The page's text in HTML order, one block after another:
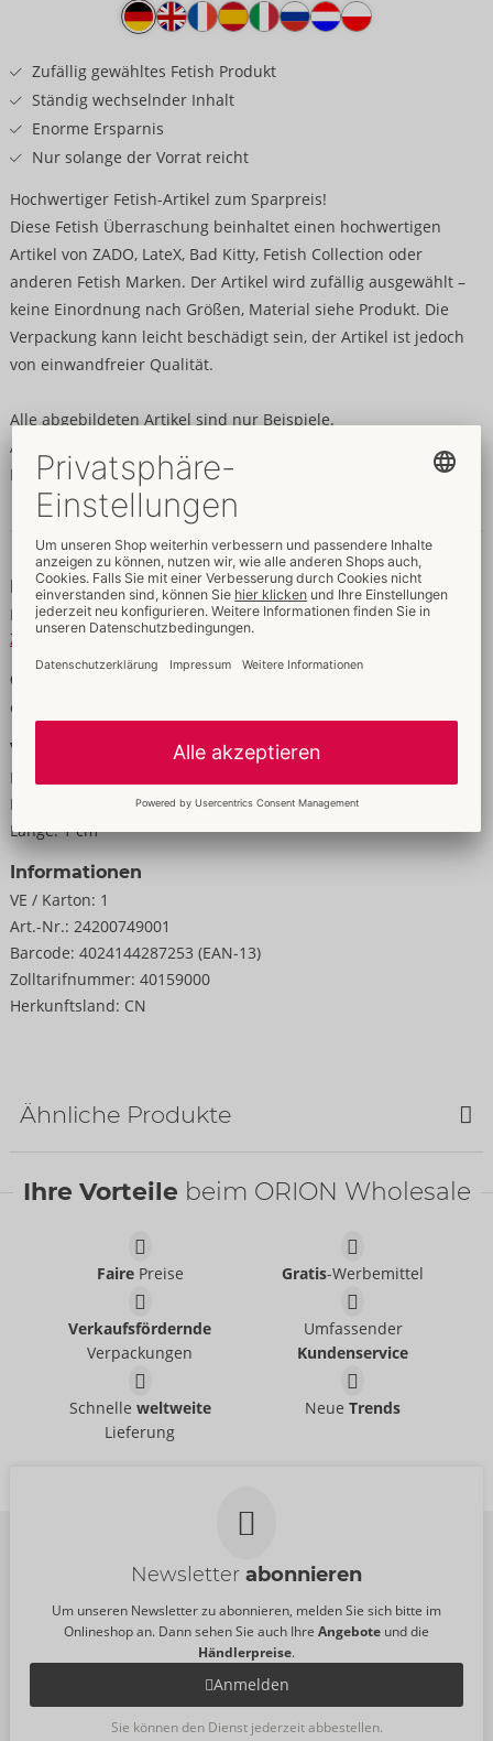
Produkttext
Zufällig gewähltes Fetish Produkt
Ständig wechselnder Inhalt
Enorme Ersparnis
Nur solange der Vorrat reicht
Hochwertiger Fetish-Artikel zum Sparpreis!
Diese Fetish Überraschung beinhaltet einen hochwertigen
Artikel von ZADO, LateX, Bad Kitty, Fetish Collection oder
anderen Fetish Marken. Der Artikel wird zufällig ausgewählt –
keine Einordnung nach Größen, Material siehe Produkt. Die
Verpackung kann leicht beschädigt sein, der Artikel ist jedoch
von einwandfreier Qualität.
Alle abgebildeten Artikel sind nur Beispiele.
Artikel ist vom Umtausch ausgeschlossen.
Nur so lange der Vorrat reicht.
Daten & Eigenschaften
Daten
Material: diverse Materialien
Zur Materialkunde
Größe
Gewicht:
Verpackung
Breite:
Höhe:
Länge: 1 cm
Informationen
VE / Karton: 1
Art.-Nr.: 24200749001
Barcode: 4024144287253 (EAN-13)
Zolltarifnummer: 40159000
Herkunftsland: CN
Ähnliche Produkte
Fetish Überraschung Fetish Überraschung
Ihre Vorteile beim ORION Wholesale
FairePreise Gratis-Werbemittel
Verkaufsfördernde
Verpackungen
Umfassender
Kundenservice
Schnelle weltweite
Lieferung
NeueTrends
Newsletter abonnieren
Um unseren Newsletter zu abonnieren, melden Sie sich bitte im
Onlineshop an. Dann sehen Sie auch Ihre Angebote und die
Händlerpreise.
Anmelden
Sie können den Dienst jederzeit abbestellen.